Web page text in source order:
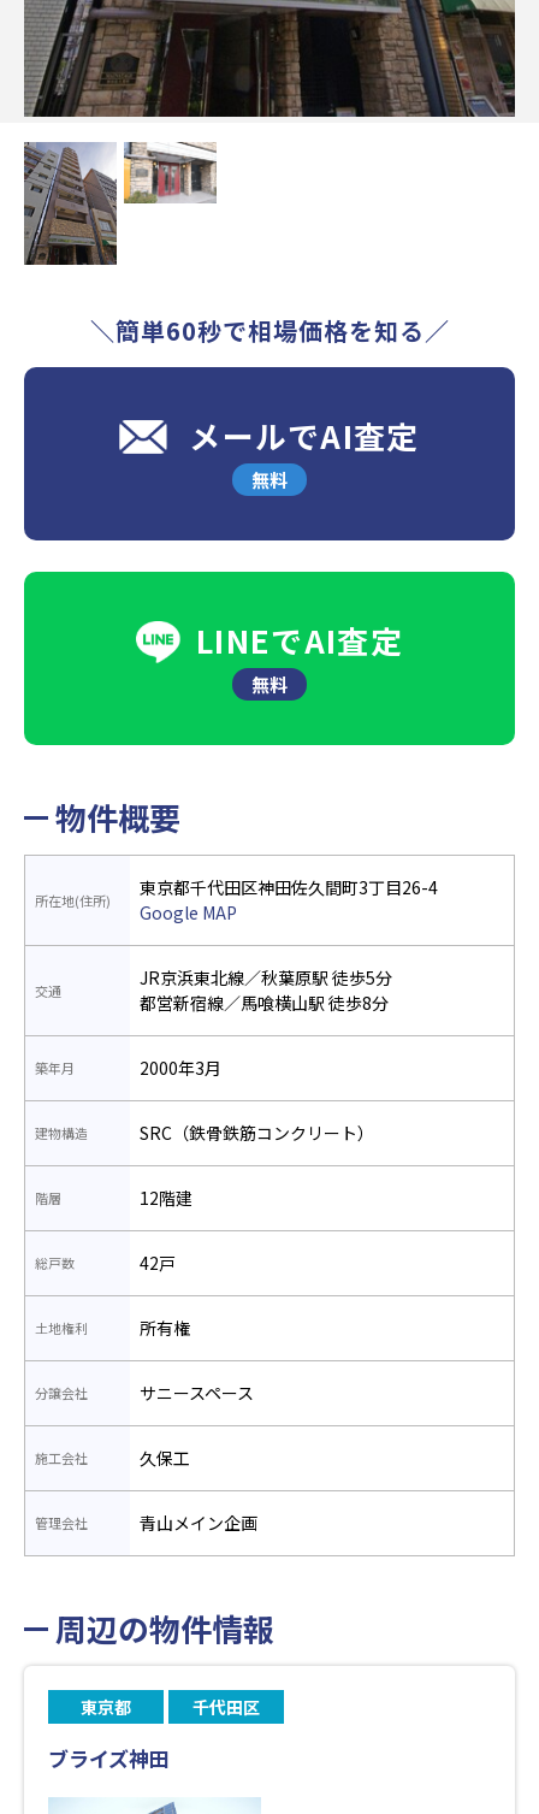
＼簡単60秒で相場価格を知る／
メールでAI査定
無料
LINEでAI査定
無料
物件概要
所在地(住所)
東京都千代田区神田佐久間町3丁目26-4
Google MAP
交通
JR京浜東北線／秋葉原駅 徒歩5分
都営新宿線／馬喰横山駅 徒歩8分
築年月 2000年3月
建物構造 SRC（鉄骨鉄筋コンクリート）
階層 12階建
総戸数 42戸
土地権利 所有権
分譲会社 サニースペース
施工会社 久保工
管理会社 青山メイン企画
周辺の物件情報
東京都 千代田区
ブライズ神田